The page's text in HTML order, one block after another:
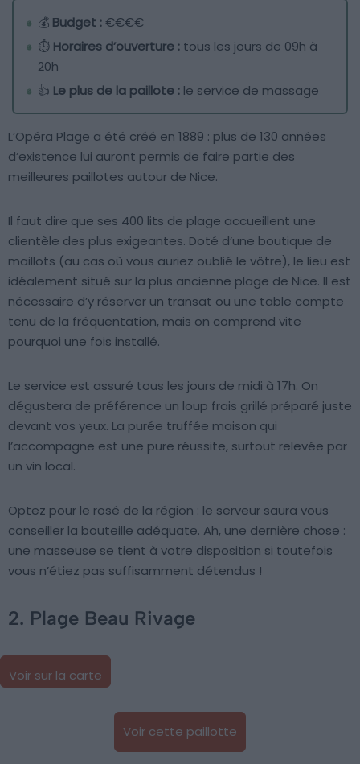
💰 Budget :€€€€
⏱️ Horaires d’ouverture : tous les jours de 09h à
20h
👍 Le plus de la paillote : le service de massage
L’Opéra Plage a été créé en 1889 : plus de 130 années
d’existence lui auront permis de faire partie des
meilleures paillotes autour de Nice.
Il faut dire que ses 400 lits de plage accueillent une
clientèle des plus exigeantes. Doté d’une boutique de
maillots (au cas où vous auriez oublié le vôtre), le lieu est
idéalement situé sur la plus ancienne plage de Nice. Il est
nécessaire d’y réserver un transat ou une table compte
tenu de la fréquentation, mais on comprend vite
pourquoi une fois installé.
Le service est assuré tous les jours de midi à 17h. On
dégustera de préférence un loup frais grillé préparé juste
devant vos yeux. La purée truffée maison qui
l’accompagne est une pure réussite, surtout relevée par
un vin local.
Optez pour le rosé de la région : le serveur saura vous
conseiller la bouteille adéquate. Ah, une dernière chose :
une masseuse se tient à votre disposition si toutefois
vous n’étiez pas suffisamment détendus !
2. Plage Beau Rivage
Voir sur la carte
Voir cette paillotte